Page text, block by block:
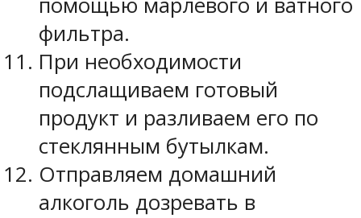
фильтра.
При необходимости
подслащиваем готовый
продукт и разливаем его по
стеклянным бутылкам.
Отправляем домашний
алкоголь дозревать в